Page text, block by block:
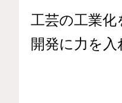
工芸の工業
開発に力を